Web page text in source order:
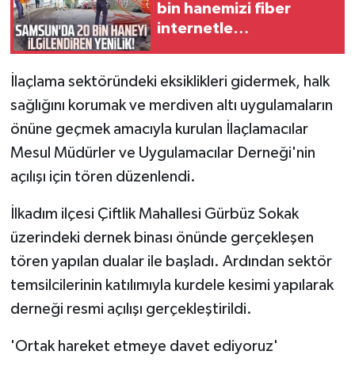
bin hanemizi fiber
internetle
İlaçlama sektöründeki eksiklikleri gidermek, halk
sağlığını korumak ve merdiven altı uygulamaların
önüne geçmek amacıyla kurulan İlaçlamacılar
Mesul Müdürler ve Uygulamacılar Derneği'nin
açılışı için tören düzenlendi.
İlkadım ilçesi Çiftlik Mahallesi Gürbüz Sokak
üzerindeki dernek binası önünde gerçekleşen
tören yapılan dualar ile başladı. Ardından sektör
temsilcilerinin katılımıyla kurdele kesimi yapılarak
derneği resmi açılışı gerçekleştirildi.
'Ortak hareket etmeye davet ediyoruz'